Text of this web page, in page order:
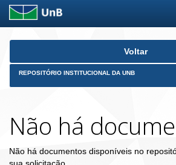
Skip
Voltar
REPOSITÓRIO INSTITUCIONAL DA UNB
Não há
Não há documentos disponíveis no
sua solicitação.